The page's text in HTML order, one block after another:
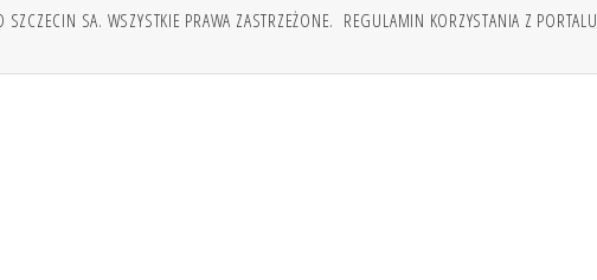
SA. WSZYSTKIE PRAWA ZASTRZEŻONE. REGULAMIN KORZYSTANIA Z PORTALU